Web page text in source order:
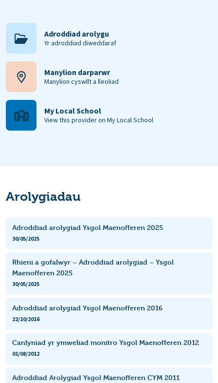
Adroddiad arolygu
Yr adroddiad diweddaraf
Manylion darparwr
Manylion cyswllt a lleoliad
My Local School
View this provider on My Local School
Arolygiadau
Adroddiad arolygiad Ysgol Maenofferen 2025
30/05/2025
Rhieni a gofalwyr – Adroddiad arolygiad – Ysgol
Maenofferen 2025
30/05/2025
Adroddiad arolygiad Ysgol Maenofferen 2016
22/10/2016
Canlyniad yr ymweliad monitro Ysgol Maenofferen 2012
01/08/2012
Adroddiad Arolygiad Ysgol Maenofferen CYM 2011